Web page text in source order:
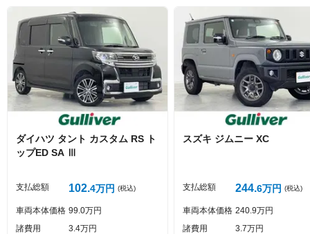
絵文字は投稿時に削除します 0文字/140文字
Captcha
ダイハツ タント カスタム RS ト
ップED SA Ⅲ
支払総額 102 4万円 (税込)
車両本体価格 99 0万円
諸費用
3 4万円
スズキ ジムニー XC
支払総額 244 6万円 (税込)
車両本体価格 240 9万円
諸費用
3 7万円